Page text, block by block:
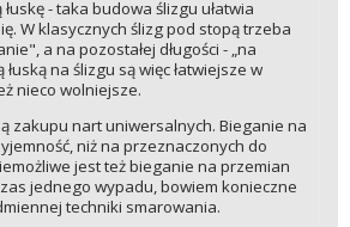
- taka budowa ślizgu ułatwia
W klasycznych ślizg pod stopą trzeba
a na pozostałej długości - „na
na ślizgu są więc łatwiejsze w
nieco wolniejsze.
zakupu nart uniwersalnych. Bieganie na
niż na przeznaczonych do
jest też bieganie na przemian
jednego wypadu, bowiem konieczne
techniki smarowania.